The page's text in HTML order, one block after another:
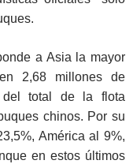
a Asia la mayor
2,68 millones de
del total de la flota
chinos. Por su
América al 9%,
en estos últimos